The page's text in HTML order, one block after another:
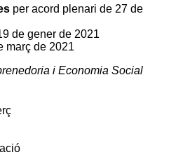
per acord plenari de 27 de
de gener de 2021
març de 2021
i Economia Social